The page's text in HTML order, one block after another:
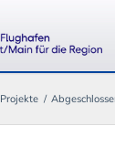
Projekte /